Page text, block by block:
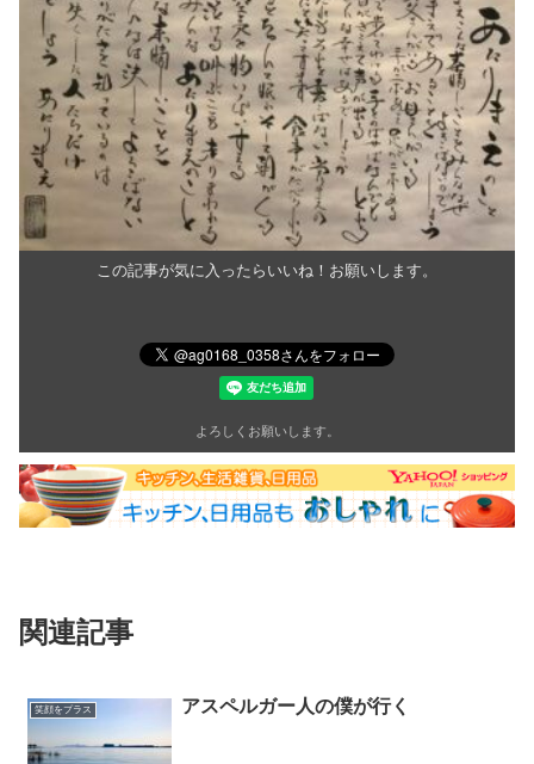
この記事が気に入ったらいいね！お願いします。
よろしくお願いします。
関連記事
笑顔をプラス アスペルガー人の僕が行く